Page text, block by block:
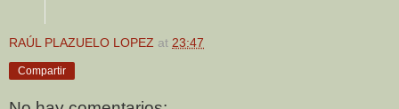
RAÚL PLAZUELO LOPEZ at 23:47
Compartir